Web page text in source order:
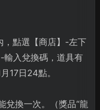
，點選【商店】-左下
輸入兌換碼，道具有
17日24點。
兌換一次。（獎品“龍